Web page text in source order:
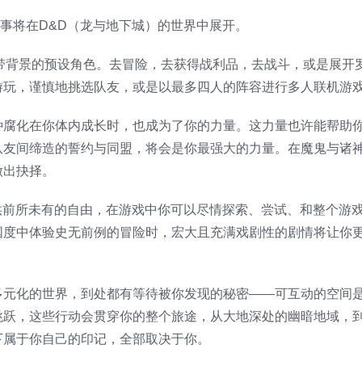
将在D&D（龙与地下城）的世界中展开。
景的预设角色。去冒险，去获得战利品，去战斗，或是展开
，谨慎地挑选队友，或是以最多四人的阵容进行多人联机游
化在你体内成长时，也成为了你的力量。这力量也许能帮助
间缔造的誓约与同盟，将会是你最强大的力量。在魔鬼与诸
抉择。
所未有的自由，在游戏中你可以尽情探索、尝试、和整个游
中体验史无前例的冒险时，宏大且充满戏剧性的剧情将让你
化的世界，到处都有等待被你发现的秘密——可互动的空间
，这些行动会贯穿你的整个旅途，从大地深处的幽暗地域，
于你自己的印记，全部取决于你。